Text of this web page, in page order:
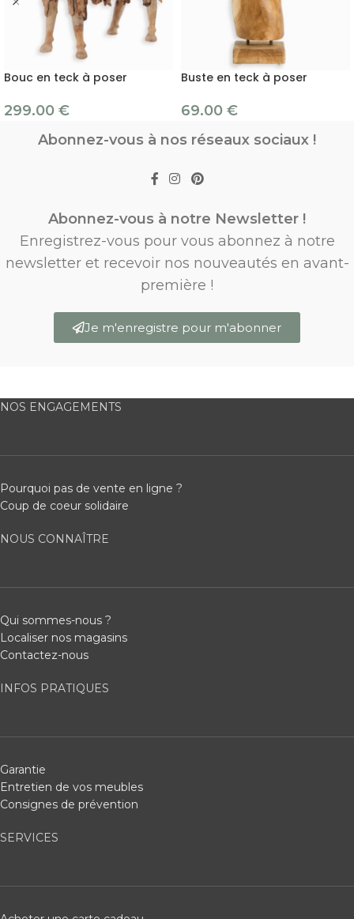
Bouc en teck à poser
299.00 €
Buste en teck à poser
69.00 €
Abonnez-vous à nos réseaux sociaux !
Abonnez-vous à notre Newsletter !
Enregistrez-vous pour vous abonnez à notre
newsletter et recevoir nos nouveautés en avant-
première !
Je m'enregistre pour m'abonner
NOS ENGAGEMENTS
Pourquoi pas de vente en ligne ?
Coup de coeur solidaire
NOUS CONNAÎTRE
Qui sommes-nous ?
Localiser nos magasins
Contactez-nous
INFOS PRATIQUES
Garantie
Entretien de vos meubles
Consignes de prévention
SERVICES